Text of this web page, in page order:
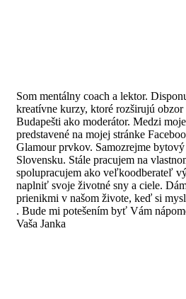
Som mentálny coach a lektor.
kreatívne kurzy, ktoré rozširujú
Budapešti ako moderátor. Medzi
predstavené na mojej stránke
Glamour prvkov. Samozrejme
Slovensku. Stále pracujem na
spolupracujem ako veľkoodberateľ
naplniť svoje životné sny a ciele.
prienikmi v našom živote, keď si
. Bude mi potešením byť Vám
Vaša Janka